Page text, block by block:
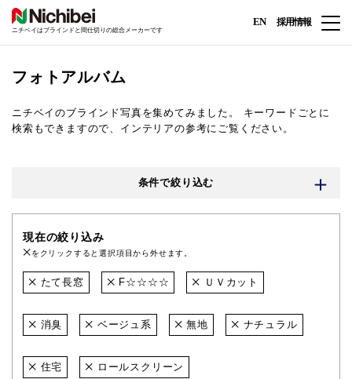
ニチベイはブラインドと間仕切りの総合メーカーです
EN 採用情報
フォトアルバム
ニチベイのブラインド写真を集めてみました。
キーワードごとに
検索もできますので、インテリアの参考にご覧ください。
条件で絞り込む
現在の絞り込み
をクリックすると選択項目から外せます。
たて長窓 F☆☆☆☆ ＵＶカット
消臭 ベージュ系 無地 ナチュラル
住宅 ロールスクリーン